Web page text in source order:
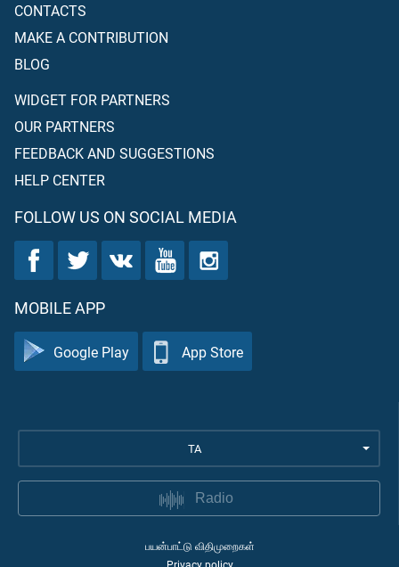
CONTACTS
MAKE A CONTRIBUTION
BLOG
WIDGET FOR PARTNERS
OUR PARTNERS
FEEDBACK AND SUGGESTIONS
HELP CENTER
FOLLOW US ON SOCIAL MEDIA
MOBILE APP
Google Play App Store
TA
Radio
பயன்பாட்டு விதிமுறைகள்